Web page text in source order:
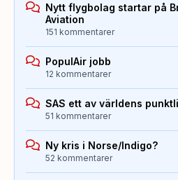
Nytt flygbolag startar på
Aviation
151 kommentarer
PopulAir jobb
12 kommentarer
SAS ett av världens
51 kommentarer
Ny kris i Norse/Indigo?
52 kommentarer